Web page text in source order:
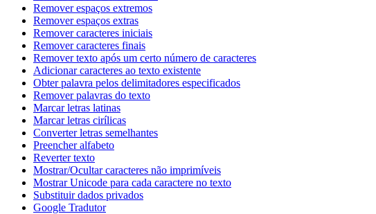
Remover espaços extremos
Remover espaços extras
Remover caracteres iniciais
Remover caracteres finais
Remover texto após um certo número de caracteres
Adicionar caracteres ao texto existente
Obter palavra pelos delimitadores especificados
Remover palavras do texto
Marcar letras latinas
Marcar letras cirílicas
Converter letras semelhantes
Preencher alfabeto
Reverter texto
Mostrar/Ocultar caracteres não imprimíveis
Mostrar Unicode para cada caractere no texto
Substituir dados privados
Google Tradutor